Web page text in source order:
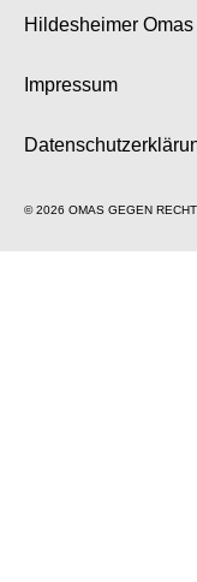
Hildesheimer
Impressum
© 2026 OMAS GEGEN